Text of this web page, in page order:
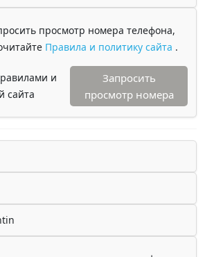
просмотр номера телефона,
Правила и политику сайта .
и
сайта
Запросить
просмотр номера